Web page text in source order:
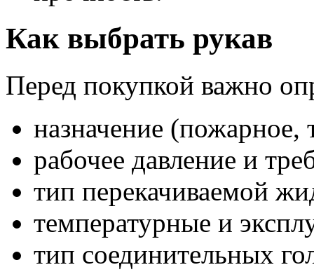
Как выбрать рукав
Перед покупкой важно
назначение (пожарное,
рабочее давление и
тип перекачиваемой
температурные и
тип соединительных